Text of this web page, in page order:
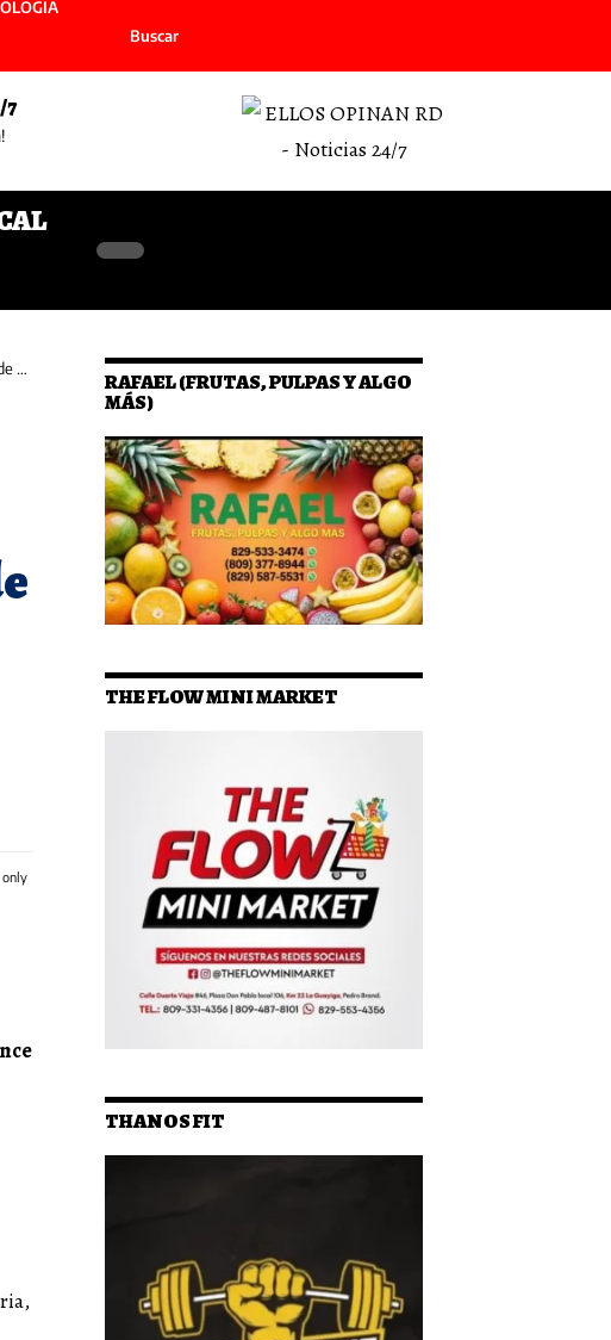
Buscar
7
only
RAFAEL (FRUTAS, PULPAS Y ALGO
MÁS)
THE FLOW MINI MARKET
THANOS FIT